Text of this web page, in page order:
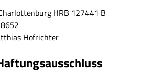
HRB 127441 B
Hofrichter